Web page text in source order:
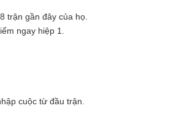
trận gần đây của họ.
ngay hiệp 1.
cuộc từ đầu trận.